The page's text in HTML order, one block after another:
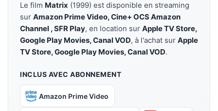
Le film Matrix (1999) est disponible en streaming
sur Amazon Prime Video, Cine+ OCS Amazon
Channel , SFR Play, en location sur Apple TV Store,
Google Play Movies, Canal VOD, à l'achat sur Apple
TV Store, Google Play Movies, Canal VOD.
INCLUS AVEC ABONNEMENT
Amazon Prime Video